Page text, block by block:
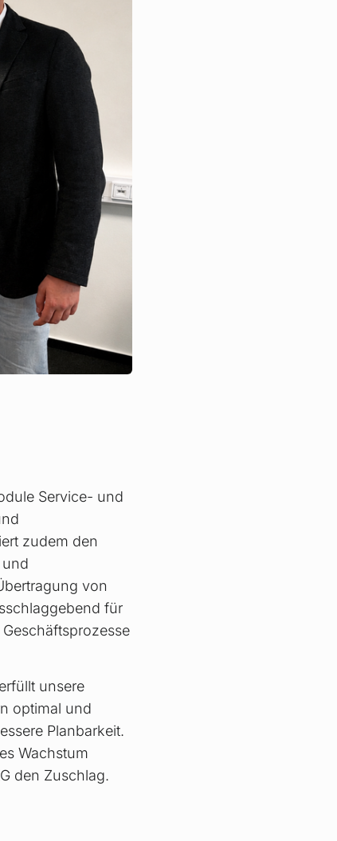
Service- und
zudem den
von
für
unsere
optimal und
Planbarkeit.
Wachstum
den Zuschlag.